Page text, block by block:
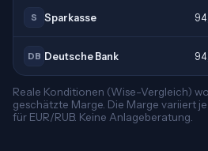
S Sparkasse
DB Deutsche Bank
Reale Konditionen (Wise-Vergleich)
geschätzte Marge. Die Marge variiert
für EUR/RUB. Keine Anlageberatung.